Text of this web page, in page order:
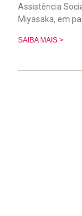
Assistência
Miyasaka, em
SAIBA MAIS >